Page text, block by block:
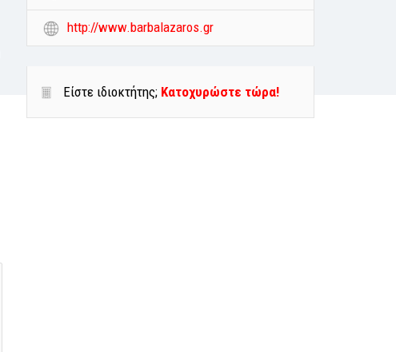
http://www.barbalazaros.gr
Είστε ιδιοκτήτης; Κατοχυρώστε τώρα!